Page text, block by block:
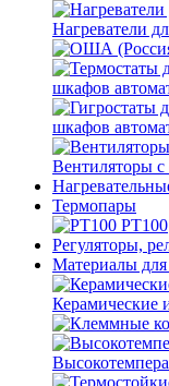
Нагреватели
шкафов
шкафов
Вентиляторы
Термопары
PT100
Регуляторы,
Материалы для
Керамические